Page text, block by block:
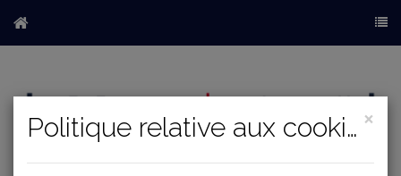
×
Politique relative aux cookies